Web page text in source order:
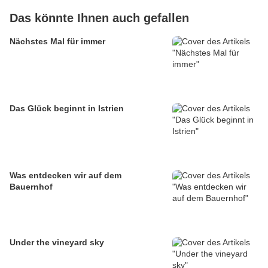
Das könnte Ihnen auch gefallen
Nächstes Mal für immer
Das Glück beginnt in Istrien
Was entdecken wir auf dem
Bauernhof
Under the vineyard sky